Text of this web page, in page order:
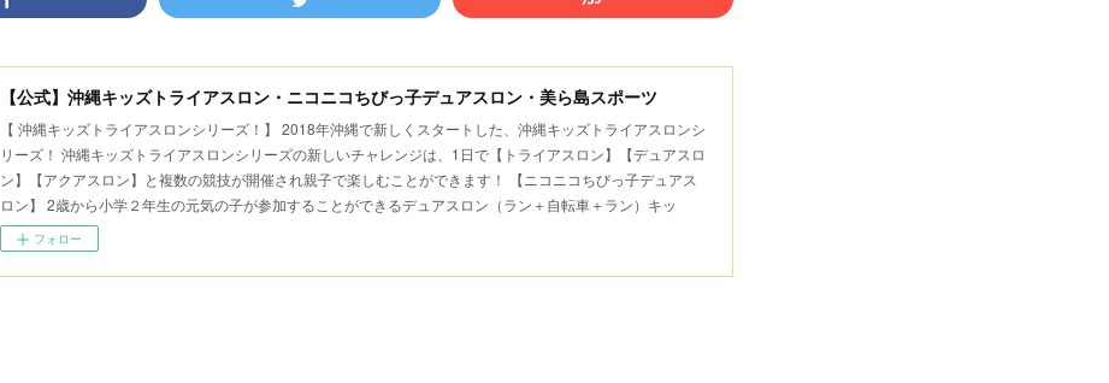
【公式】沖縄キッズトライアスロン・ニコニコちびっ子デュアスロン・美ら島スポーツ
【 沖縄キッズトライアスロンシリーズ！】 2018年沖縄で新しくスタートした、沖縄キッズトライアスロンシ
リーズ！ 沖縄キッズトライアスロンシリーズの新しいチャレンジは、1日で【トライアスロン】【デュアスロ
ン】【アクアスロン】と複数の競技が開催され親子で楽しむことができます！ 【ニコニコちびっ子デュアス
ロン】 2歳から小学２年生の元気の子が参加することができるデュアスロン（ラン＋自転車＋ラン）キッ
フォロー